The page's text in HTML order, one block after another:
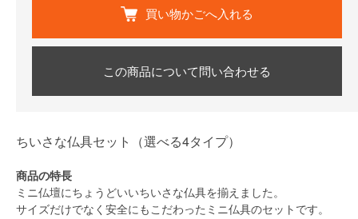
買い物かごへ入れる
この商品について問い合わせる
ちいさな仏具セット（選べる4タイプ）
商品の特長
ミニ仏壇にちょうどいいちいさな仏具を揃えました。
サイズだけでなく安全にもこだわったミニ仏具のセットです。